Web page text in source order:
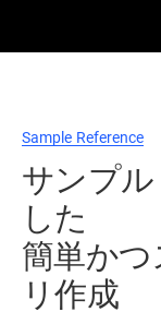
Sample Reference
サンプ
した
簡単か
リ作成